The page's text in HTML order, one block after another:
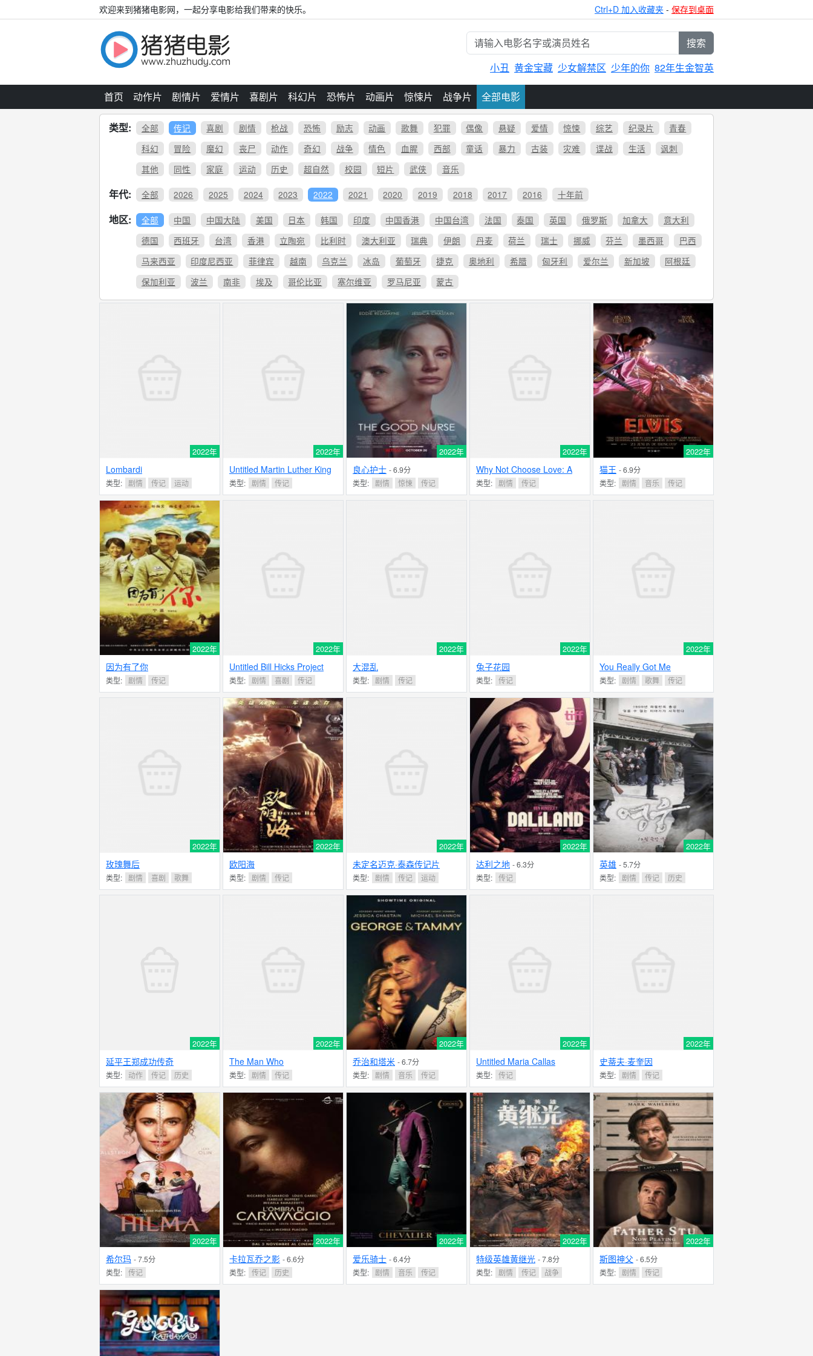
欢迎来到猪猪电影网，一起分享电影给我们带来的快乐。 Ctrl+D 加入收藏夹 - 保存到桌面
搜索
小丑 黄金宝藏 少女解禁区 少年的你 82年生金智英
首页 动作片 剧情片 爱情片 喜剧片 科幻片 恐怖片 动画片 惊悚片 战争片 全部电影
类型: 全部 传记 喜剧 剧情 枪战 恐怖 励志 动画 歌舞 犯罪 偶像 悬疑 爱情 惊悚 综艺 纪录片
青春
科幻
冒险 魔幻 丧尸 动作 奇幻 战争 情色 血腥 西部 童话 暴力 古装 灾难 谍战 生活
讽刺
其他
同性 家庭 运动 历史 超自然 校园 短片 武侠 音乐
年代: 全部 2026 2025 2024 2023 2022 2021 2020 2019 2018 2017 2016 十年前
地区: 全部 中国 中国大陆 美国 日本 韩国 印度 中国香港 中国台湾 法国 泰国 英国 俄罗斯 加拿大
意大利
德国
西班牙 台湾 香港 立陶宛 比利时 澳大利亚 瑞典 伊朗 丹麦 荷兰 瑞士 挪威 芬兰 墨西哥
巴西
马来西亚
印度尼西亚 菲律宾 越南 乌克兰 冰岛 葡萄牙 捷克 奥地利 希腊 匈牙利 爱尔兰 新加坡
阿根廷
保加利亚
波兰 南非 埃及 哥伦比亚 塞尔维亚 罗马尼亚 蒙古
2022年
Lombardi
类型: 剧情 传记 运动
2022年
Untitled Martin Luther King
Jr. Project
类型: 剧情 传记
2022年
良心护士 - 6.9分
类型: 剧情 惊悚 传记
2022年
Why Not Choose Love: A
Mary Pickford Manifesto
类型: 剧情 传记
2022年
猫王 - 6.9分
类型: 剧情 音乐 传记
2022年
因为有了你
类型: 剧情 传记
2022年
Untitled Bill Hicks Project
类型: 剧情 喜剧 传记
2022年
大混乱
类型: 剧情 传记
2022年
兔子花园
类型: 传记
2022年
You Really Got Me
类型: 剧情 歌舞 传记
2022年
玫瑰舞后
类型: 剧情 喜剧 歌舞
2022年
欧阳海
类型: 剧情 传记
2022年
未定名迈克·泰森传记片
类型: 剧情 传记 运动
2022年
达利之地 - 6.3分
类型: 传记
2022年
英雄 - 5.7分
类型: 剧情 传记 历史
2022年
延平王郑成功传奇
类型: 动作 传记 历史
2022年
The Man Who
类型: 剧情 传记
2022年
乔治和塔米 - 6.7分
类型: 剧情 音乐 传记
2022年
Untitled Maria Callas
Project
类型: 传记
2022年
史蒂夫·麦奎因
类型: 剧情 传记
2022年
希尔玛 - 7.5分
类型: 传记
2022年
卡拉瓦乔之影 - 6.6分
类型: 传记 历史
2022年
爱乐骑士 - 6.4分
类型: 剧情 音乐 传记
2022年
特级英雄黄继光 - 7.8分
类型: 剧情 传记 战争
2022年
斯图神父 - 6.5分
类型: 剧情 传记